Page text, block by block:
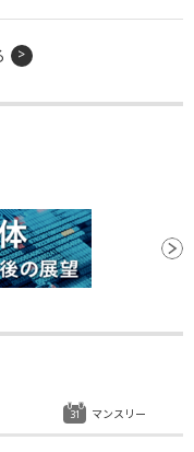
マンスリー